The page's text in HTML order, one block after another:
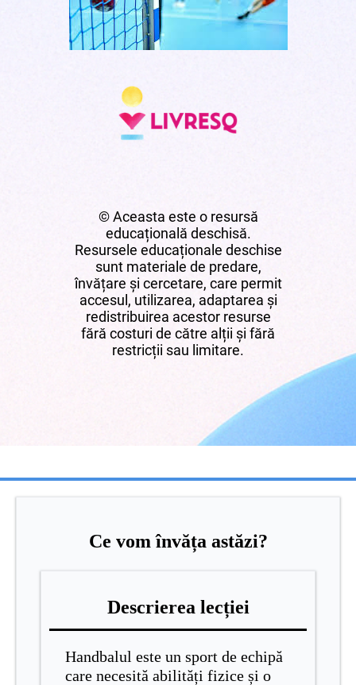
© Aceasta este o resursă
educațională deschisă.
Resursele educaționale deschise
sunt materiale de predare,
învățare și cercetare, care permit
accesul, utilizarea, adaptarea și
redistribuirea acestor resurse
fără costuri de către alții și fără
restricții sau limitare.
Ce vom învăța astăzi?
Descrierea lecției
Handbalul este un sport de echipă
care necesită abilități fizice și o